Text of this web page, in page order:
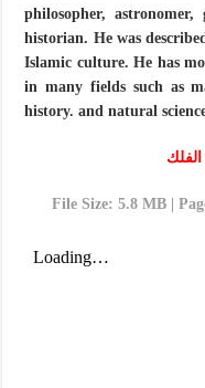
philosopher, astronomer,
historian. He was
Islamic culture. He has
in many fields such as
history. and natural
الفلك
File Size: 5.8 MB |